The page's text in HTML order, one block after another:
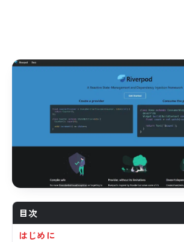
目次
はじめに